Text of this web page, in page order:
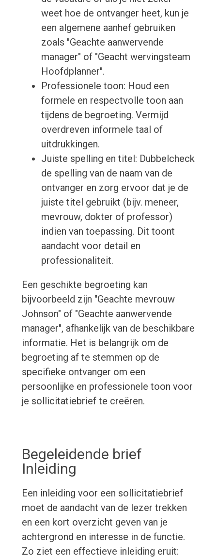
weet hoe de ontvanger heet, kun je
een algemene aanhef gebruiken
zoals "Geachte aanwervende
manager" of "Geacht wervingsteam
Hoofdplanner".
Professionele toon: Houd een
formele en respectvolle toon aan
tijdens de begroeting. Vermijd
overdreven informele taal of
uitdrukkingen.
Juiste spelling en titel: Dubbelcheck
de spelling van de naam van de
ontvanger en zorg ervoor dat je de
juiste titel gebruikt (bijv. meneer,
mevrouw, dokter of professor)
indien van toepassing. Dit toont
aandacht voor detail en
professionaliteit.
Een geschikte begroeting kan
bijvoorbeeld zijn "Geachte mevrouw
Johnson" of "Geachte aanwervende
manager", afhankelijk van de beschikbare
informatie. Het is belangrijk om de
begroeting af te stemmen op de
specifieke ontvanger om een
persoonlijke en professionele toon voor
je sollicitatiebrief te creëren.
Begeleidende brief
Inleiding
Een inleiding voor een sollicitatiebrief
moet de aandacht van de lezer trekken
en een kort overzicht geven van je
achtergrond en interesse in de functie.
Zo ziet een effectieve inleiding eruit: